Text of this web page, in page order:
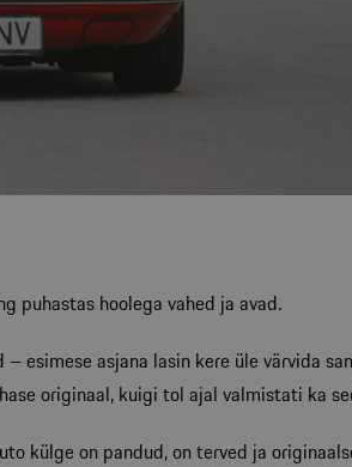
puhastas hoolega vahed ja avad.
asjana lasin kere üle värvida
originaal, kuigi tol ajal valmistati ka
külge on pandud, on terved ja